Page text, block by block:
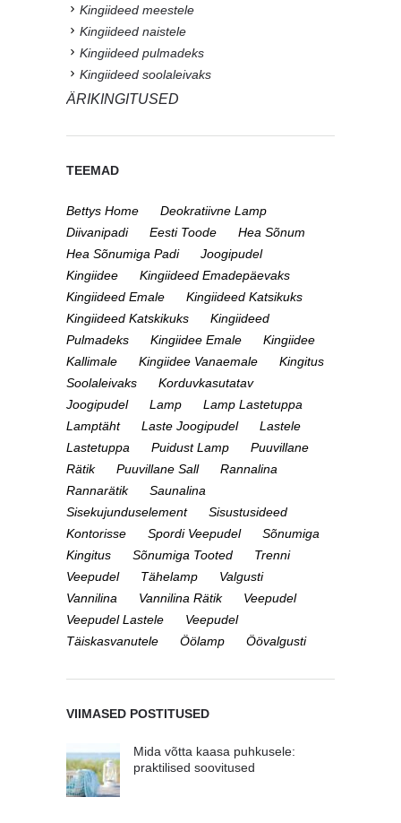
Kingiideed meestele
Kingiideed naistele
Kingiideed pulmadeks
Kingiideed soolaleivaks
ÄRIKINGITUSED
TEEMAD
Bettys Home
Deokratiivne Lamp
Diivanipadi
Eesti Toode
Hea Sõnum
Hea Sõnumiga Padi
Joogipudel
Kingiidee
Kingiideed Emadepäevaks
Kingiideed Emale
Kingiideed Katsikuks
Kingiideed Katskikuks
Kingiideed
Pulmadeks
Kingiidee Emale
Kingiidee
Kallimale
Kingiidee Vanaemale
Kingitus
Soolaleivaks
Korduvkasutatav
Joogipudel
Lamp
Lamp Lastetuppa
Lamptäht
Laste Joogipudel
Lastele
Lastetuppa
Puidust Lamp
Puuvillane
Rätik
Puuvillane Sall
Rannalina
Rannarätik
Saunalina
Sisekujunduselement
Sisustusideed
Kontorisse
Spordi Veepudel
Sõnumiga
Kingitus
Sõnumiga Tooted
Trenni
Veepudel
Tähelamp
Valgusti
Vannilina
Vannilina Rätik
Veepudel
Veepudel Lastele
Veepudel
Täiskasvanutele
Öölamp Öövalgusti
VIIMASED POSTITUSED
Mida võtta kaasa puhkusele:
praktilised soovitused